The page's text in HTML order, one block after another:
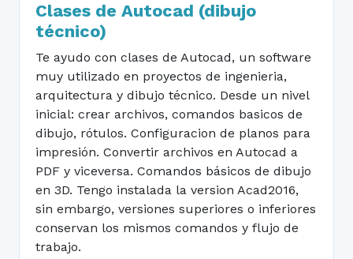
Clases de Autocad (dibujo
técnico)
Te ayudo con clases de Autocad, un software
muy utilizado en proyectos de ingenieria,
arquitectura y dibujo técnico. Desde un nivel
inicial: crear archivos, comandos basicos de
dibujo, rótulos. Configuracion de planos para
impresión. Convertir archivos en Autocad a
PDF y viceversa. Comandos básicos de dibujo
en 3D. Tengo instalada la version Acad2016,
sin embargo, versiones superiores o inferiores
conservan los mismos comandos y flujo de
trabajo.